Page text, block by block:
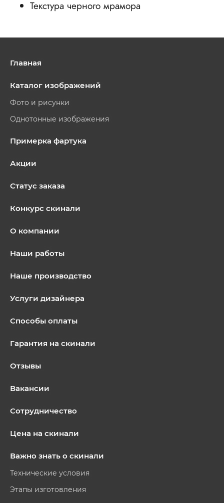
Текстура черного мрамора
Главная
Каталог изображений
Фото и рисунки
Однотонные изображения
Примерка фартука
Акции
Статус заказа
Конкурс скинали
О компании
Наши работы
Наше производство
Услуги дизайнера
Способы оплаты
Гарантия на скинали
Отзывы
Вакансии
Сотрудничество
Цена на скинали
Важно знать о скинали
Технические условия
Этапы изготовления